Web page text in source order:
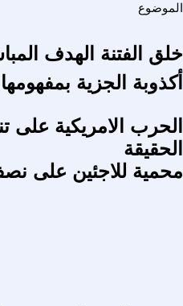
الموضوع
خلق الفتنة الهدف
أكذوبة الجزية
الحرب الامريكية على
الحقيقة
محمية للاجئين على